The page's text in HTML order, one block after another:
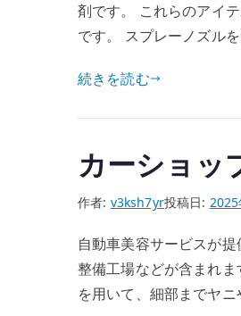
剤です。 これらのアイ
です。 スプレーノズル
続きを読む
カーショッ
作者: v3ksh7yr投稿日: 2025
自動車美容サービスが
整備工場などが含まれ
を用いて、細部までヤ